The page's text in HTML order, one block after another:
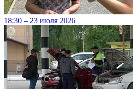
18:30 – 23 июля 2026